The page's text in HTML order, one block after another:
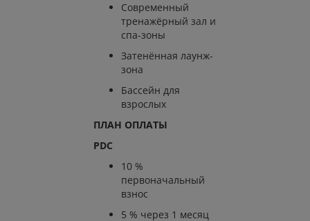
Современный
тренажёрный зал и
спа-зоны
Затенённая лаунж-
зона
Бассейн для
взрослых
ПЛАН ОПЛАТЫ
PDC
10 %
первоначальный
взнос
5 % через 1 месяц